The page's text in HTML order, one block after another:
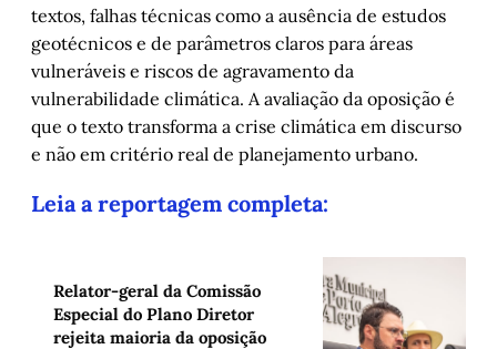
textos, falhas técnicas como a ausência de estudos
geotécnicos e de parâmetros claros para áreas
vulneráveis e riscos de agravamento da
vulnerabilidade climática. A avaliação da oposição é
que o texto transforma a crise climática em discurso
e não em critério real de planejamento urbano.
Leia a reportagem completa:
Relator-geral da Comissão
Especial do Plano Diretor
rejeita maioria da oposição